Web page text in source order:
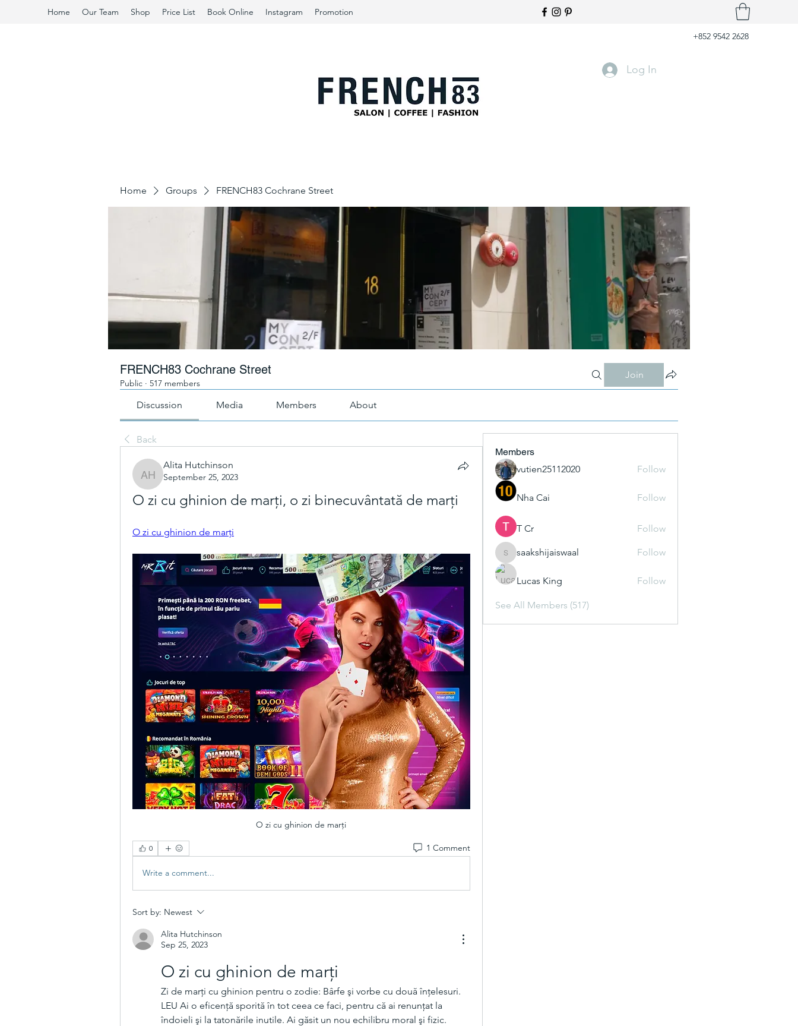
Home Our Team Shop Price List Book Online Instagram Promotion
+852 9542 2628
Log In
Home Groups FRENCH83 Cochrane Street
FRENCH83 Cochrane Street
Public · 517 members
Join
Discussion Media Members About
Back
Alita Hutchinson
Alita Hutchinson
September 25, 2023
O zi cu ghinion de marți, o zi binecuvântată de marți
O zi cu ghinion de marți
O zi cu ghinion de marți
0 1 Comment
Write a comment...
Sort by: Newest
Alita Hutchinson
Sep 25, 2023
O zi cu ghinion de marți
Zi de marți cu ghinion pentru o zodie: Bârfe şi vorbe cu două înţelesuri.
LEU Ai o eficență sporită în tot ceea ce faci, pentru că ai renunţat la
îndoieli şi la tatonările inutile. Ai găsit un nou echilibru moral şi fizic.
Members
vutien25112020
Follow
Nha Cai Follow
T Cr Follow
saakshijaiswaal
saakshijaiswaal Follow
Lucas King Follow
See All Members (517)